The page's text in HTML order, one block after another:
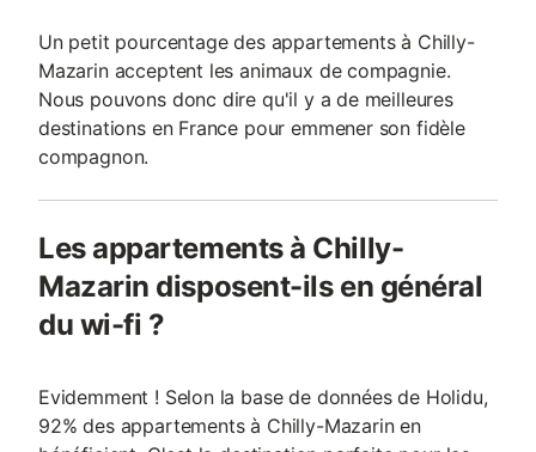
Un petit pourcentage des appartements à Chilly-
Mazarin acceptent les animaux de compagnie.
Nous pouvons donc dire qu'il y a de meilleures
destinations en France pour emmener son fidèle
compagnon.
Les appartements à Chilly-
Mazarin disposent-ils en général
du wi-fi ?
Evidemment ! Selon la base de données de Holidu,
92% des appartements à Chilly-Mazarin en